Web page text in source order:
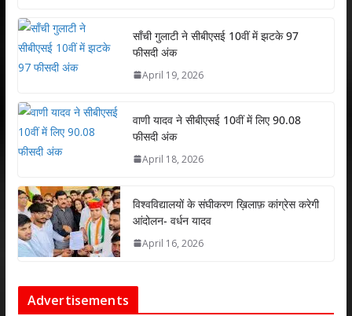
p
साँची गुलाटी ने सीबीएसई 10वीं में झटके 97
फीसदी अंक
April 19, 2026
वाणी यादव ने सीबीएसई 10वीं में लिए 90.08
फीसदी अंक
April 18, 2026
विश्वविद्यालयों के संघीकरण ख़िलाफ़ कांग्रेस करेगी
आंदोलन- वर्धन यादव
April 16, 2026
Advertisements